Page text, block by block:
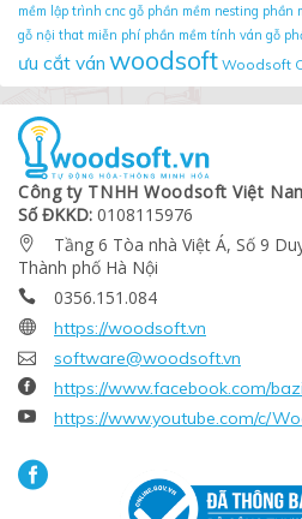
mềm lập trình cnc gỗ phần mềm nesting phần
gỗ nội that miễn phí phần mềm tính ván gỗ
ưu cắt ván woodsoft Woodsoft
Công ty TNHH Woodsoft Việt
Số ĐKKD: 0108115976

Tầng 6 Tòa nhà Việt Á, Số 9
Thành phố Hà Nội
 0356.151.084
 https://woodsoft.vn
 software@woodsoft.vn
 https://www.facebook.com/
 https://www.youtube.com/c/
